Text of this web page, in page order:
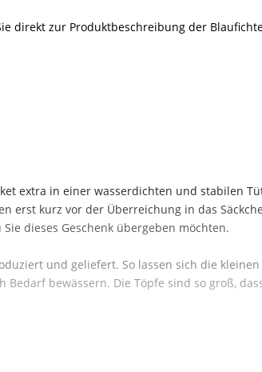
direkt zur Produktbeschreibung der
extra in einer wasserdichten und stabilen
erst kurz vor der Überreichung in das
dieses Geschenk übergeben möchten.
und geliefert. So lassen sich die
bewässern. Die Töpfe sind so groß,